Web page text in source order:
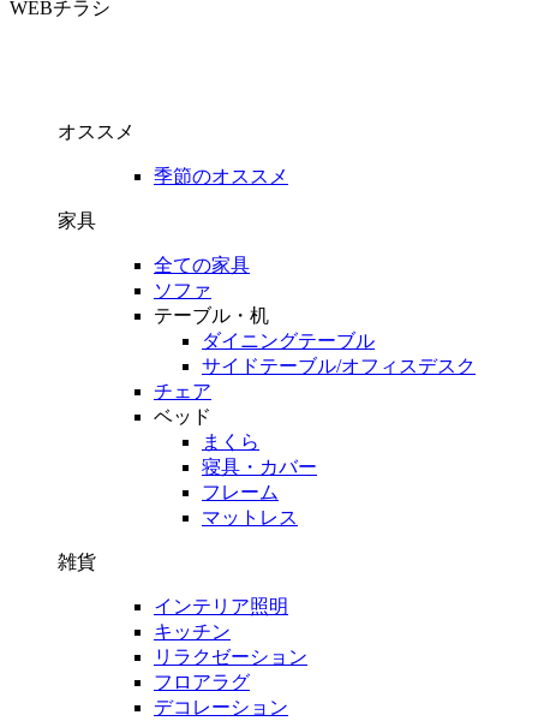
WEBチラシ
オススメ
季節のオススメ
家具
全ての家具
ソファ
テーブル・机
ダイニングテーブル
サイドテーブル/オフィスデスク
チェア
ベッド
まくら
寝具・カバー
フレーム
マットレス
雑貨
インテリア照明
キッチン
リラクゼーション
フロアラグ
デコレーション